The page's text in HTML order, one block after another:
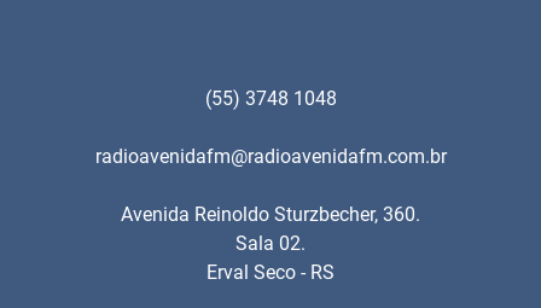
(55) 3748 1048
radioavenidafm@radioavenidafm.com.br
Avenida Reinoldo Sturzbecher, 360.
Sala 02.
Erval Seco - RS